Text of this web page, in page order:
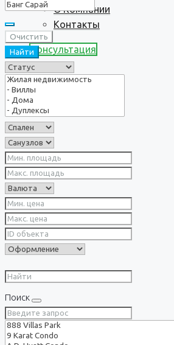
О Компании
Контакты
Консультация
Очистить
Найти
Поиск